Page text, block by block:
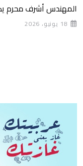
المهندس أشرف محرم
18 يونيو، 2026